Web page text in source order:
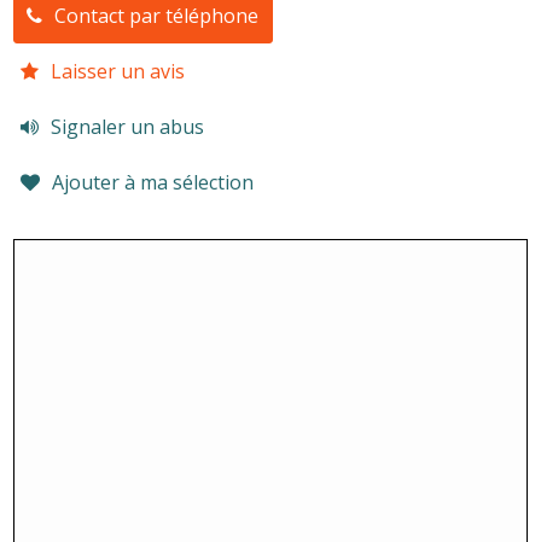
Contact par téléphone
Laisser un avis
Signaler un abus
Ajouter à ma sélection